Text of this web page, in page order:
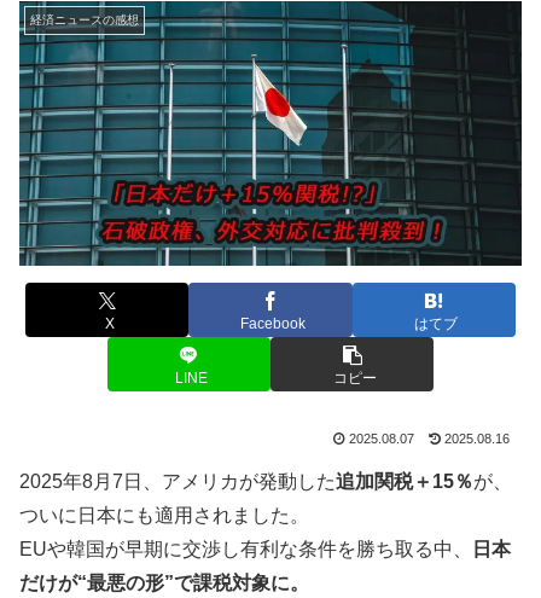
経済ニュースの感想
X Facebook はてブ
LINE コピー
2025.08.07 2025.08.16
2025年8月7日、アメリカが発動した追加関税＋15％が、
ついに日本にも適用されました。
EUや韓国が早期に交渉し有利な条件を勝ち取る中、
日本
だけが“最悪の形”で課税対象に。